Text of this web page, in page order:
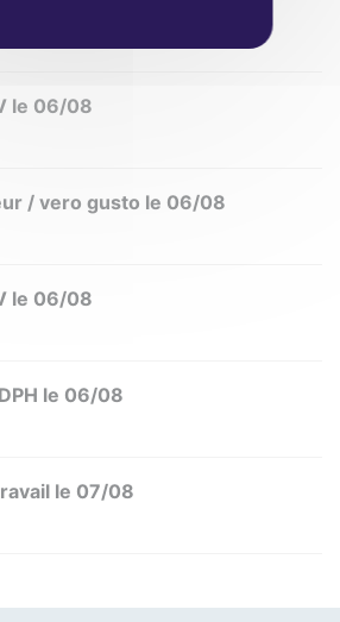
niveau 1 le 05/08
le 06/08
/ vero gusto le 06/08
le 06/08
le 06/08
le 07/08